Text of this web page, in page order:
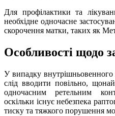
Для профілактики та
необхідне одночасне
скорочення матки, таких як
Особливості щодо
У випадку внутрішньовенного
слід вводити повільно,
одночасним ретельним
оскільки існує небезпека
тиску та тяжкого порушення